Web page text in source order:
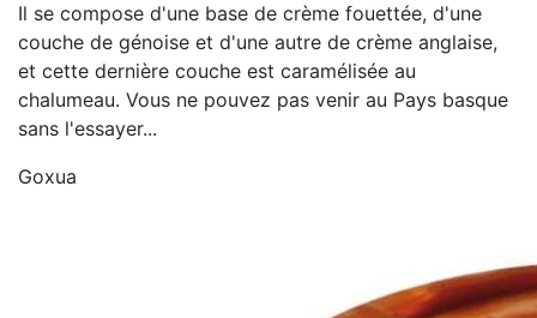
Il se compose d'une base de crème fouettée, d'une
couche de génoise et d'une autre de crème anglaise,
et cette dernière couche est caramélisée au
chalumeau. Vous ne pouvez pas venir au Pays basque
sans l'essayer...
Goxua